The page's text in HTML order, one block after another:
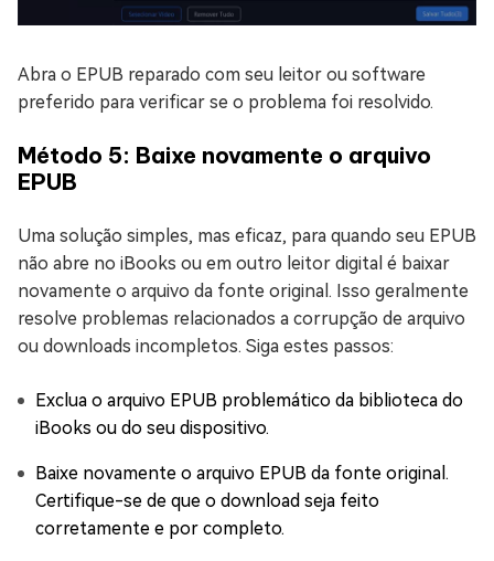
Abra o EPUB reparado com seu leitor ou software
preferido para verificar se o problema foi resolvido.
Método 5: Baixe novamente o arquivo
EPUB
Uma solução simples, mas eficaz, para quando seu EPUB
não abre no iBooks ou em outro leitor digital é baixar
novamente o arquivo da fonte original. Isso geralmente
resolve problemas relacionados a corrupção de arquivo
ou downloads incompletos. Siga estes passos:
Exclua o arquivo EPUB problemático da biblioteca do
iBooks ou do seu dispositivo.
Baixe novamente o arquivo EPUB da fonte original.
Certifique-se de que o download seja feito
corretamente e por completo.